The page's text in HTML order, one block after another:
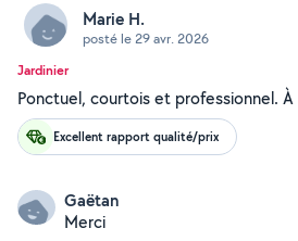
Marie H.
posté le 29 avr. 2026
Jardinier
Ponctuel, courtois et professionnel.
Excellent rapport qualité/prix
Gaëtan
Merci